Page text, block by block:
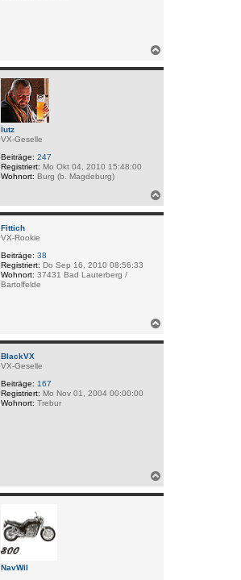
c
lutz
VX-Geselle
Beiträge: 247
Registriert: Mo Okt 04, 2010 15:48:00
Wohnort: Burg (b. Magdeburg)
a
c
Fittich
VX-Rookie
Beiträge: 38
Registriert: Do Sep 16, 2010 08:56:33
Wohnort: 37431 Bad Lauterberg /
Bartolfelde
c
BlackVX
VX-Geselle
Beiträge: 167
Registriert: Mo Nov 01, 2004 00:00:00
Wohnort: Trebur
a
c
NavWil